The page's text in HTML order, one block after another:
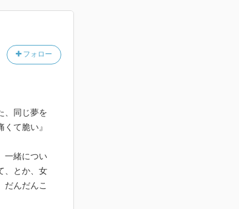
フォロー
、同じ夢を
て脆い』
一緒につい
、とか、女
だんだんこ